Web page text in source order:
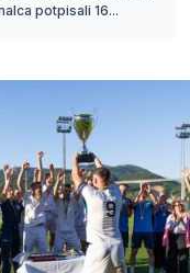
potpisali 16...